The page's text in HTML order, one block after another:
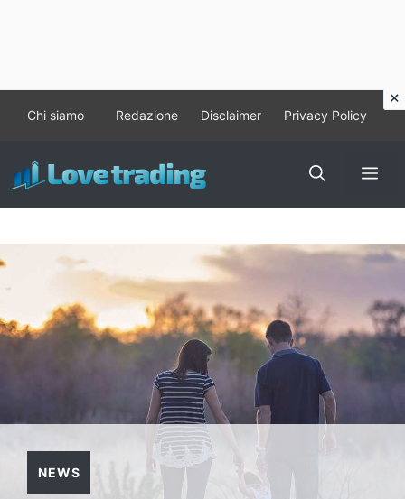
contenuto
Chi siamo Redazione Disclaimer Privacy Policy
NEWS